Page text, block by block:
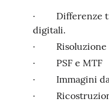
·
Differenze
digitali.
·
·
PSF e MTF
·
Immagini
·